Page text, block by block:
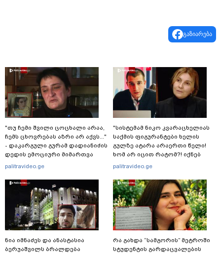
გაზიარება
"თუ ჩემი შვილი ცოცხალი არაა,
ჩემს ცხოვრებას აზრი არ აქვს..."
- დაკარგული გურამ დადიანიძის
დედის ემოციური მიმართვა
palitravideo.ge
ნია იმნაძეს და ანასტასია
ბერუაშვილს ბრალდება
"სისტემამ ნიკო კვარაცხელიას
საქმის ფიგურანტები ხელის
გულზე ატარა არაერთი წელი!
ხომ არ იცით რატომ?! იქნებ
იმიტომ რომ თავად
კვარაცხელიას დედა
განცხადებას ავრცელებს
palitravideo.ge
რა გახდა “სამგორის” მეტროში
სტუდენტის გარდაცვალების